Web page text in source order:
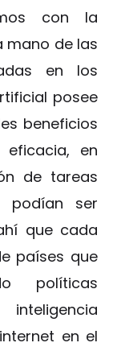
con la
mano de las
en los
posee
beneficios
en
de tareas
podían ser
que cada
países que
políticas
en el